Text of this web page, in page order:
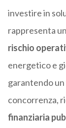
investire in
rappresenta
rischio
energetico e
garantendo
concorrenza,
finanziaria